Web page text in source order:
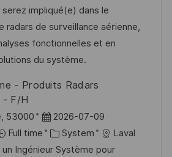
D
a
t
e
o
r
y
serez impliqué(e) dans le
radars de surveillance aérienne,
fonctionnelles et en
du système.
- Produits Radars
- F/H
53000
P
o
s
2026-07-09
Full time
C
a
System
Laval
Ingénieur Système pour